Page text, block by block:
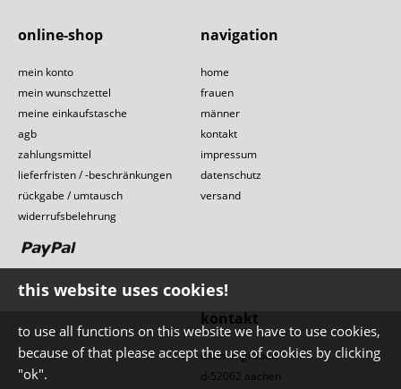
navigation
home
frauen
männer
kontakt
impressum
datenschutz
versand
online-shop
mein konto
mein wunschzettel
meine einkaufstasche
agb
zahlungsmittel
lieferfristen / -beschränkungen
rückgabe / umtausch
widerrufsbelehrung
kontakt
dahmengraben 1
d-52062 aachen
this website uses cookies!
to use all functions on this website we have to use cookies,
because of that please accept the use of cookies by clicking
"ok".